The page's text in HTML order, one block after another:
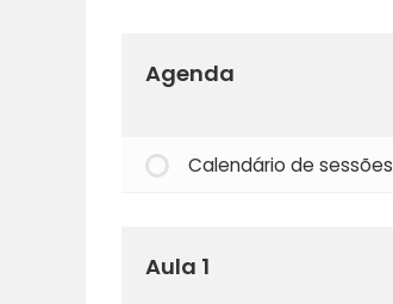
Agenda
Calendário de sessões
Aula 1